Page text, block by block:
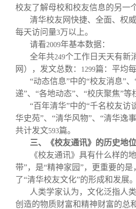
校友了解母校和校友信息的另一
清华校友网快捷、全面、权
每天访问量3万以上。
请看2009年基本数据：
全年共249个工作日天天有新
网），发文总数：
1299篇：平均
“动态信息”中的“校友消息”
递”、“各地动态”、“校庆聚焦”等
“百年清华”中的“千名校友访
华史苑”、“清华风物”、“清华逸
共计发文593篇。
三、《校友通讯》的历史地位
《校友通讯》具有什么样的
带”，是“精神家园”，更重要的
了“清华校友文化”的形成和发展。
人类学家认为，文化泛指人
创造的物质财富和精神财富的总